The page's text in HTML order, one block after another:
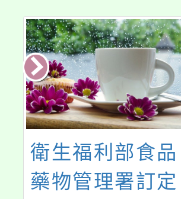
衛生福利部食品
藥物管理署訂定